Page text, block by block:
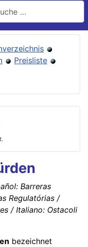
Preisliste
Barreras
Regulatórias /
/ Italiano: Ostacoli
bezeichnet